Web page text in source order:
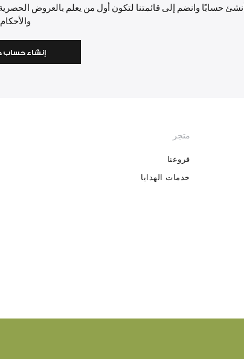
أنشئ حسابًا وانضم إلى قائمتنا لتكون أول من يعلم بالعروض
إنشاء حساب
متجر
فروعنا
خدمات الهدايا